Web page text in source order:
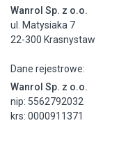
Wanrol Sp. z o.o.
ul. Matysiaka 7
22-300 Krasnystaw
Dane rejestrowe:
Wanrol Sp. z o.o.
nip: 5562792032
krs: 0000911371